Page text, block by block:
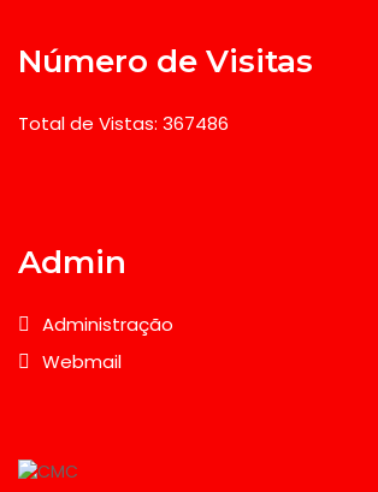
Número de Visitas
Total de Vistas: 367486
Admin
Administração
Webmail